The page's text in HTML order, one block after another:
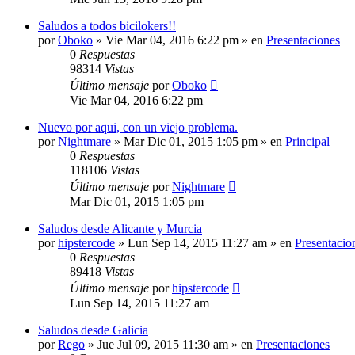
Saludos a todos bicilokers!!
porOboko » Vie Mar 04, 2016 6:22 pm » en Presentaciones
0 Respuestas
98314 Vistas
Último mensaje porOboko
Vie Mar 04, 2016 6:22 pm
Nuevo por aqui, con un viejo problema.
porNightmare » Mar Dic 01, 2015 1:05 pm » en Principal
0 Respuestas
118106 Vistas
Último mensaje porNightmare
Mar Dic 01, 2015 1:05 pm
Saludos desde Alicante y Murcia
porhipstercode » Lun Sep 14, 2015 11:27 am » en
0 Respuestas
89418 Vistas
Último mensaje porhipstercode
Lun Sep 14, 2015 11:27 am
Saludos desde Galicia
porRego » Jue Jul 09, 2015 11:30 am » en Presentaciones